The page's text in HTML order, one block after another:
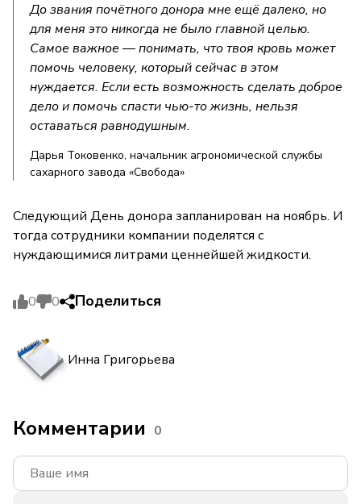
До звания почётного донора мне ещё далеко, но
для меня это никогда не было главной целью.
Самое важное — понимать, что твоя кровь может
помочь человеку, который сейчас в этом
нуждается. Если есть возможность сделать доброе
дело и помочь спасти чью-то жизнь, нельзя
оставаться равнодушным.
Дарья Токовенко, начальник агрономической службы
сахарного завода «Свобода»
Следующий День донора запланирован на ноябрь. И
тогда сотрудники компании поделятся с
нуждающимися литрами ценнейшей жидкости.
0 0 Поделиться
Инна Григорьева
Комментарии 0